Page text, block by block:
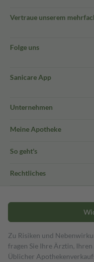
Vertraue unserem
Folge uns
Sanicare App
Unternehmen
Meine Apotheke
So geht's
Rechtliches
Zu Risiken und
fragen Sie Ihre Ärztin,
Üblicher